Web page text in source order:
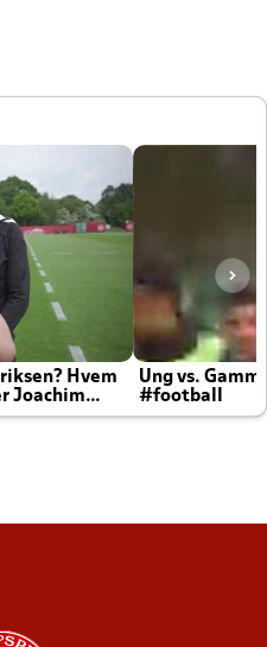
Hvem
Joachim
Ung vs.
#football